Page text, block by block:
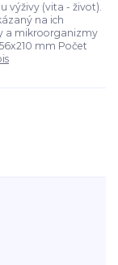
výživy (vita - život).
na ich
a mikroorganizmy
mm Počet